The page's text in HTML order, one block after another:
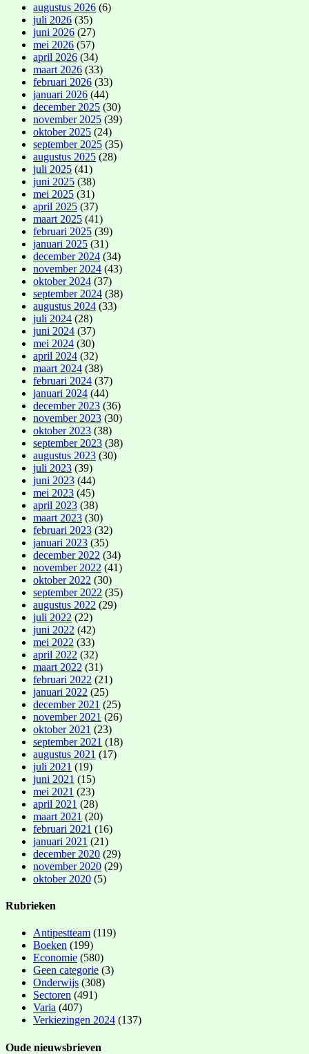
augustus 2026 (6)
juli 2026 (35)
juni 2026 (27)
mei 2026 (57)
april 2026 (34)
maart 2026 (33)
februari 2026 (33)
januari 2026 (44)
december 2025 (30)
november 2025 (39)
oktober 2025 (24)
september 2025 (35)
augustus 2025 (28)
juli 2025 (41)
juni 2025 (38)
mei 2025 (31)
april 2025 (37)
maart 2025 (41)
februari 2025 (39)
januari 2025 (31)
december 2024 (34)
november 2024 (43)
oktober 2024 (37)
september 2024 (38)
augustus 2024 (33)
juli 2024 (28)
juni 2024 (37)
mei 2024 (30)
april 2024 (32)
maart 2024 (38)
februari 2024 (37)
januari 2024 (44)
december 2023 (36)
november 2023 (30)
oktober 2023 (38)
september 2023 (38)
augustus 2023 (30)
juli 2023 (39)
juni 2023 (44)
mei 2023 (45)
april 2023 (38)
maart 2023 (30)
februari 2023 (32)
januari 2023 (35)
december 2022 (34)
november 2022 (41)
oktober 2022 (30)
september 2022 (35)
augustus 2022 (29)
juli 2022 (22)
juni 2022 (42)
mei 2022 (33)
april 2022 (32)
maart 2022 (31)
februari 2022 (21)
januari 2022 (25)
december 2021 (25)
november 2021 (26)
oktober 2021 (23)
september 2021 (18)
augustus 2021 (17)
juli 2021 (19)
juni 2021 (15)
mei 2021 (23)
april 2021 (28)
maart 2021 (20)
februari 2021 (16)
januari 2021 (21)
december 2020 (29)
november 2020 (29)
oktober 2020 (5)
Rubrieken
Antipestteam (119)
Boeken (199)
Economie (580)
Geen categorie (3)
Onderwijs (308)
Sectoren (491)
Varia (407)
Verkiezingen 2024 (137)
Oude nieuwsbrieven